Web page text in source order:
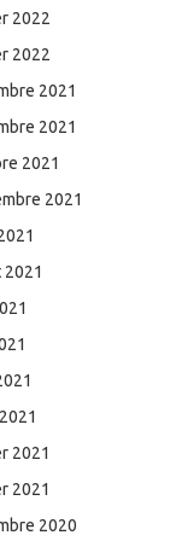
2022
2022
2021
2021
2021
2021
2021
2021
2020